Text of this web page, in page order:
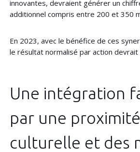
innovantes, devraient générer un
additionnel compris entre 200 et 350
En 2023, avec le bénéfice de ces
le résultat normalisé par action
Une intégration
par une proximité
culturelle et des